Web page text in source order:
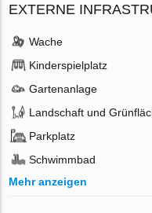
EXTERNE
Wache
Kinderspielplatz
Gartenanlage
Landschaft und
Parkplatz
Schwimmbad
Mehr anzeigen